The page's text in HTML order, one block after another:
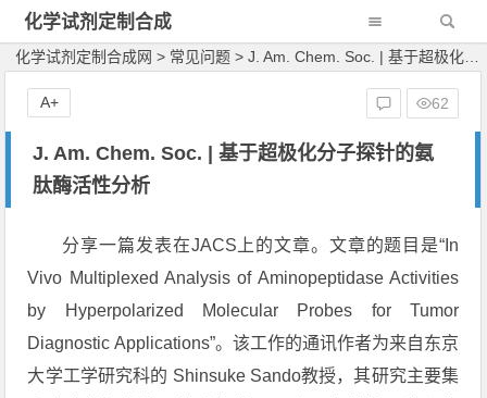
化学试剂定制合成
网
化学试剂定制合成网 > 常见问题 > J. Am. Chem. Soc. | 基于超极化分子探针的氨肽酶活性分析
J. Am. Chem. Soc. | 基于超极化分子探针的氨
肽酶活性分析
62
A+
分享一篇发表在JACS上的文章。文章的题目是“In
Vivo Multiplexed Analysis of Aminopeptidase Activities
by Hyperpolarized Molecular Probes for Tumor
Diagnostic Applications”。该工作的通讯作者为来自东京
大学工学研究科的 Shinsuke Sando教授，其研究主要集